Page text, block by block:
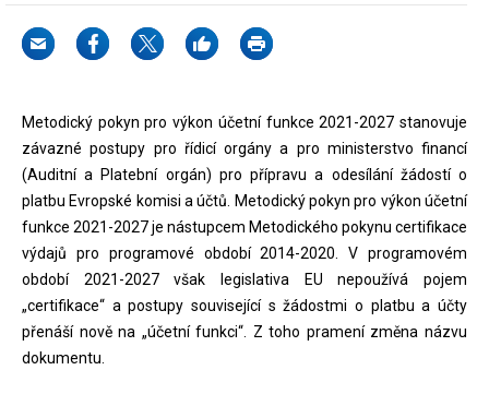
Metodický pokyn pro výkon účetní funkce 2021-2027 stanovuje
závazné postupy pro řídicí orgány a pro ministerstvo financí
(Auditní a Platební orgán) pro přípravu a odesílání žádostí o
platbu Evropské komisi a účtů. Metodický pokyn pro výkon účetní
funkce 2021-2027 je nástupcem Metodického pokynu certifikace
výdajů pro programové období 2014-2020. V programovém
období 2021-2027 však legislativa EU nepoužívá pojem
„certifikace“ a postupy související s žádostmi o platbu a účty
přenáší nově na „účetní funkci“. Z toho pramení změna názvu
dokumentu.